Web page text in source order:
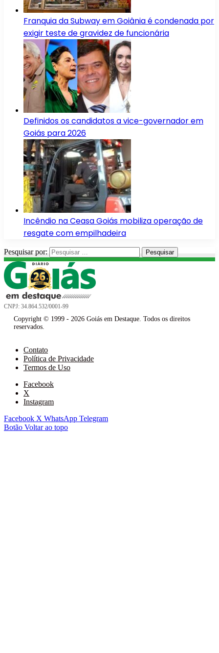
Franquia da Subway em Goiânia é condenada por
exigir teste de gravidez de funcionária
Definidos os candidatos a vice-governador em
Goiás para 2026
Incêndio na Ceasa Goiás mobiliza operação de
resgate com empilhadeira
Pesquisar por:
CNPJ: 34.864.532/0001-99
Copyright © 1999 - 2026 Goiás em Destaque. Todos os direitos
reservados.
Contato
Política de Privacidade
Termos de Uso
Facebook
X
Instagram
Facebook X WhatsApp Telegram
Botão Voltar ao topo